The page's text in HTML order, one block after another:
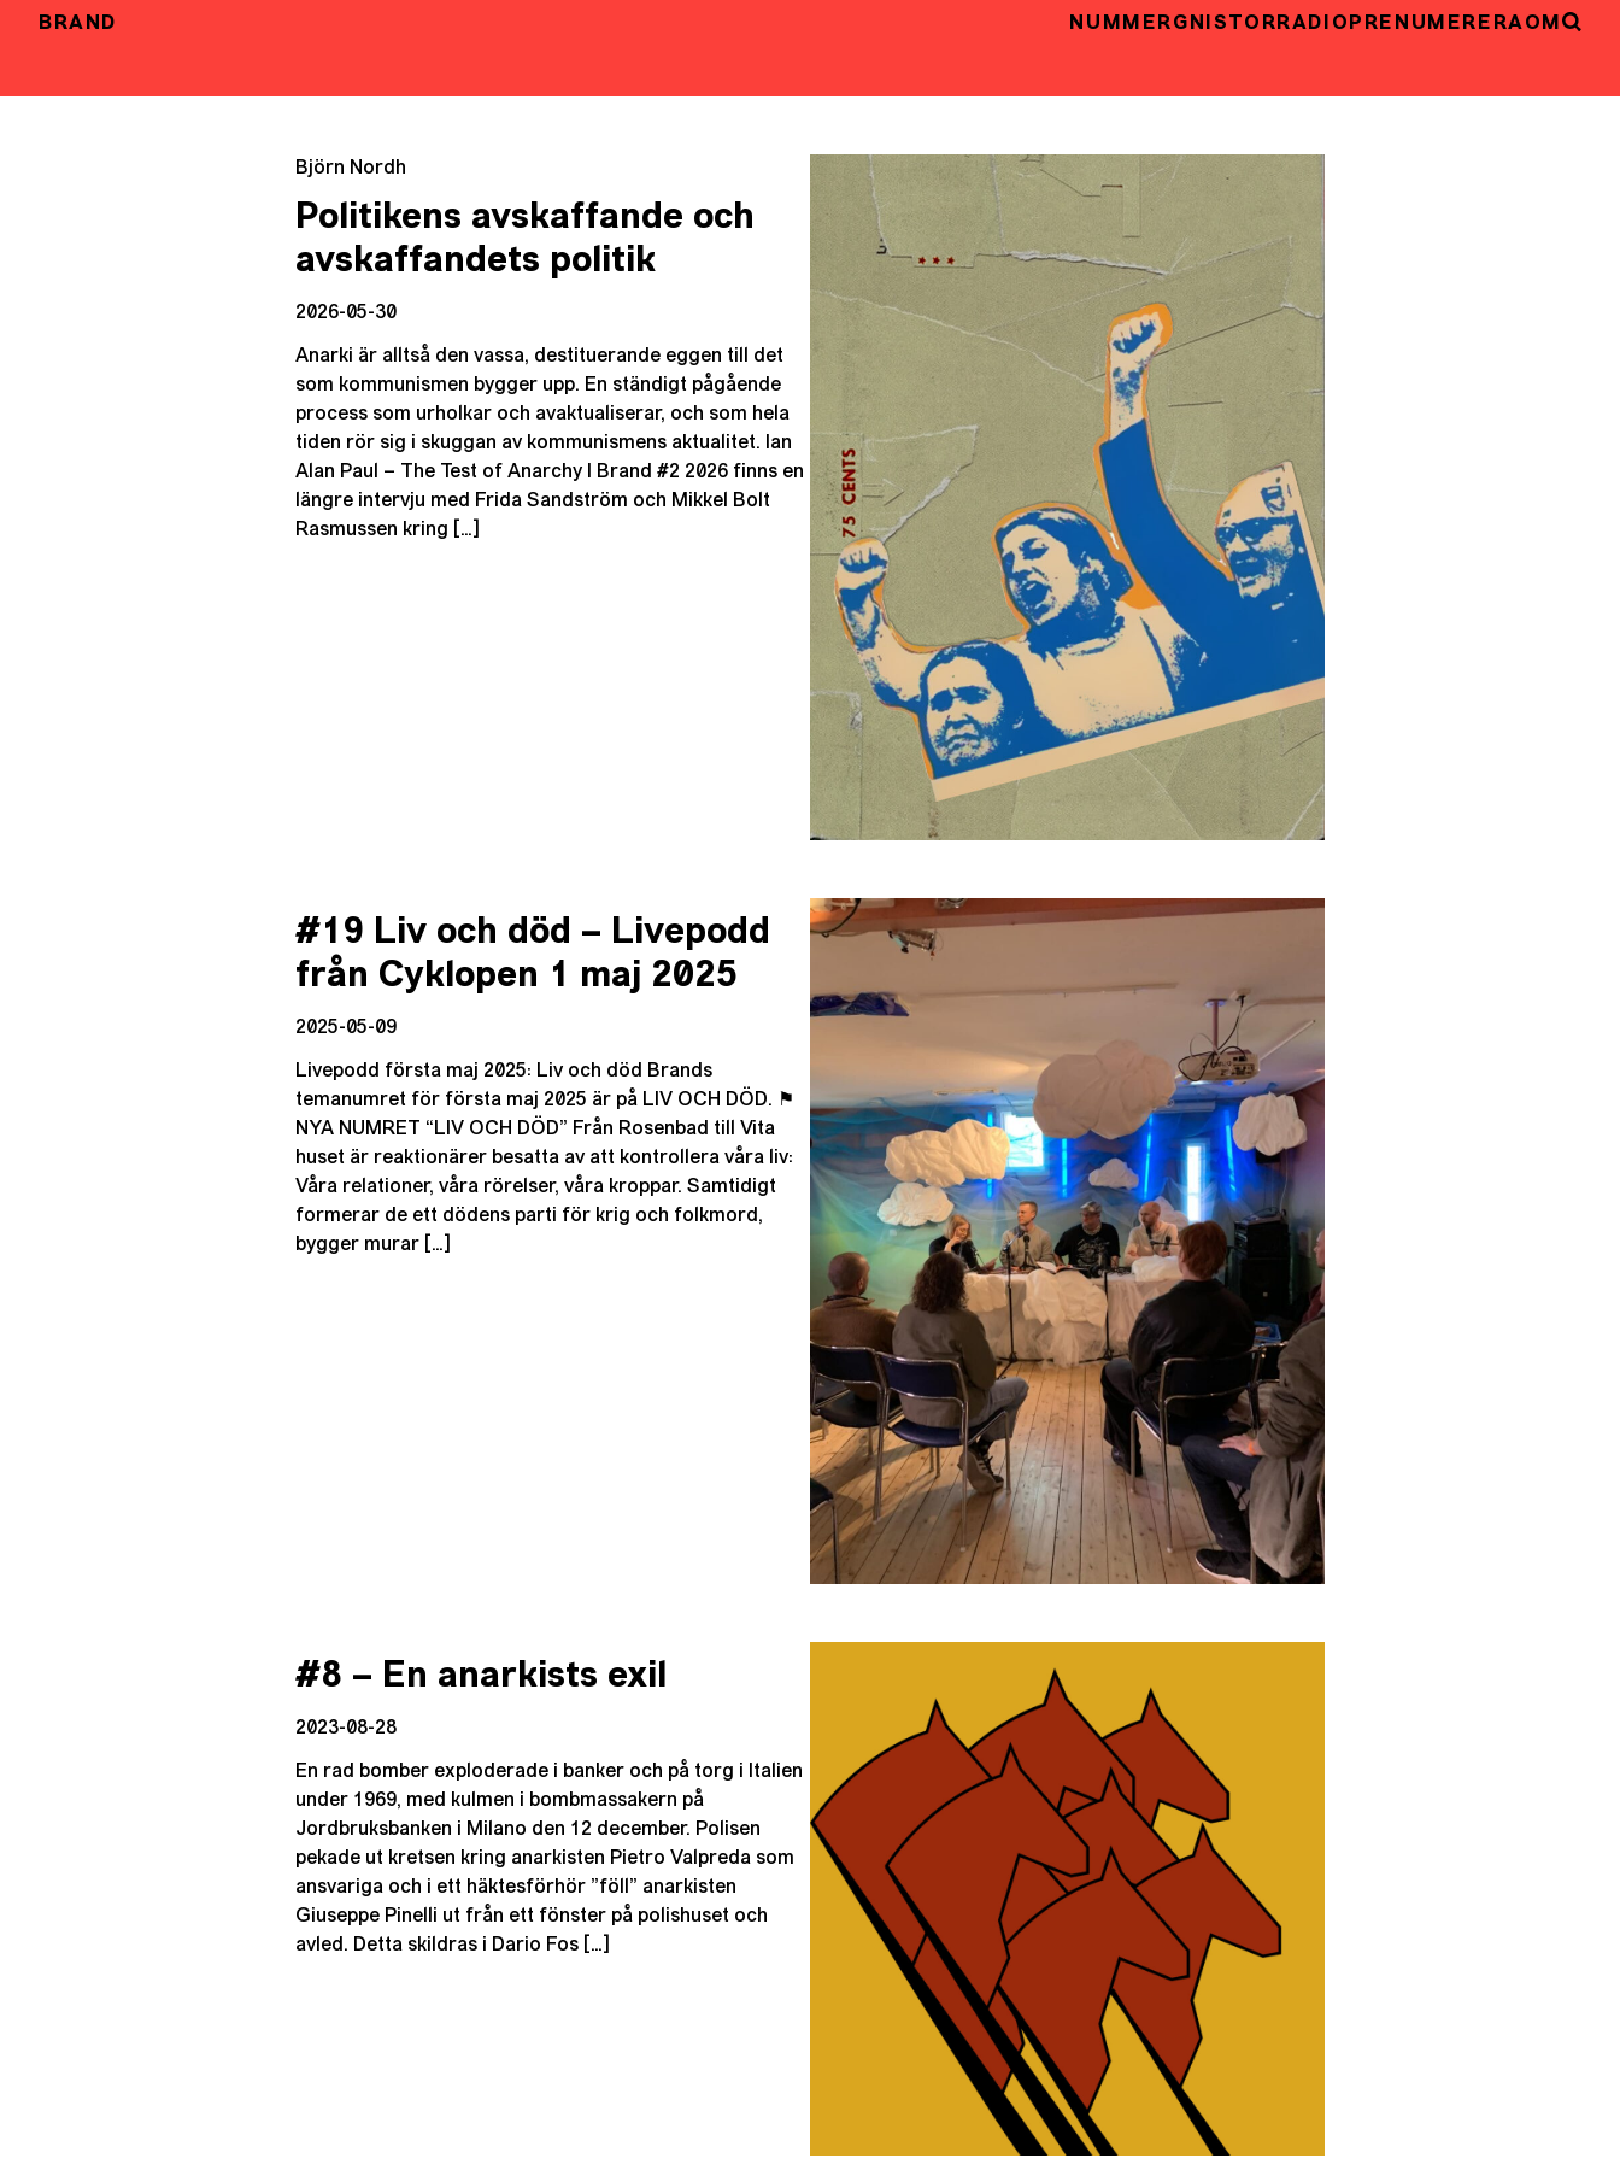
BRAND NUMMERGNISTOR RADIO PRENUMERERAOM
Björn Nordh
Politikens avskaffande och
avskaffandets politik
2026-05-30
Anarki är alltså den vassa, destituerande eggen till det
som kommunismen bygger upp. En ständigt pågående
process som urholkar och avaktualiserar, och som hela
tiden rör sig i skuggan av kommunismens aktualitet. Ian
Alan Paul – The Test of Anarchy I Brand #2 2026 finns en
längre intervju med Frida Sandström och Mikkel Bolt
Rasmussen kring […]
#19 Liv och död – Livepodd
från Cyklopen 1 maj 2025
2025-05-09
Livepodd första maj 2025: Liv och död Brands
temanumret för första maj 2025 är på LIV OCH DÖD. ⚑
NYA NUMRET “LIV OCH DÖD” Från Rosenbad till Vita
huset är reaktionärer besatta av att kontrollera våra liv:
Våra relationer, våra rörelser, våra kroppar. Samtidigt
formerar de ett dödens parti för krig och folkmord,
bygger murar […]
#8 – En anarkists exil
2023-08-28
En rad bomber exploderade i banker och på torg i Italien
under 1969, med kulmen i bombmassakern på
Jordbruksbanken i Milano den 12 december. Polisen
pekade ut kretsen kring anarkisten Pietro Valpreda som
ansvariga och i ett häktesförhör ”föll” anarkisten
Giuseppe Pinelli ut från ett fönster på polishuset och
avled. Detta skildras i Dario Fos […]